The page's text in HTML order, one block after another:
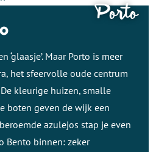
‘glaasje’. Maar Porto is meer
het sfeervolle oude centrum
kleurige huizen, smalle
boten geven de wijk een
azulejos stap je even
Bento binnen: zeker
Porto